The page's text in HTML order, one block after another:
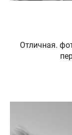
Отличная.